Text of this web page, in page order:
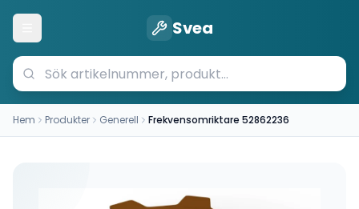
Öppna meny Svea
Hem Produkter Generell Frekvensomriktare 52862236